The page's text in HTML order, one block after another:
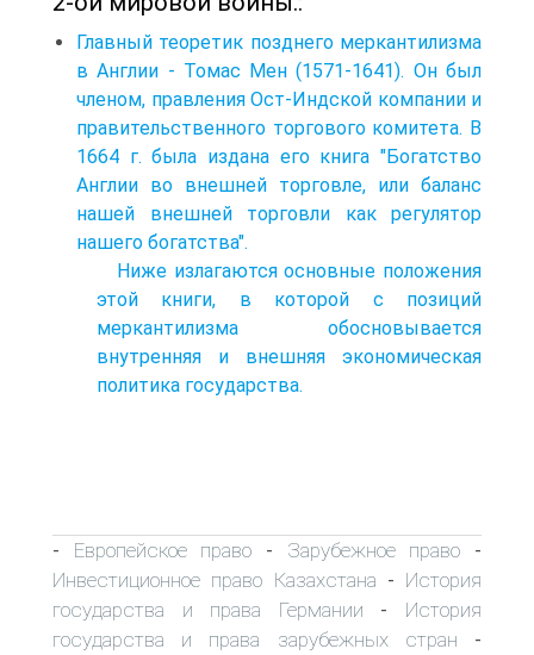
Главный теоретик позднего меркантилизма
в Англии - Томас Мен (1571-1641). Он был
членом, правления Ост-Индской компании и
правительственного торгового комитета. В
1664 г. была издана его книга "Богатство
Англии во внешней торговле, или баланс
нашей внешней торговли как регулятор
нашего богатства".
Ниже излагаются основные положения
этой книги, в которой с позиций
меркантилизма обосновывается
внутренняя и внешняя экономическая
политика государства.
- Европейское право - Зарубежное право -
Инвестиционное право Казахстана - История
государства и права Германии - История
государства и права зарубежных стран -